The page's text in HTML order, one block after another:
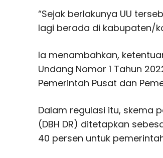
“Sejak berlakunya UU
lagi berada di kabupaten/
Ia menambahkan,
Undang Nomor 1 Tahun
Pemerintah Pusat dan
Dalam regulasi itu, skema
(DBH DR) ditetapkan
40 persen untuk